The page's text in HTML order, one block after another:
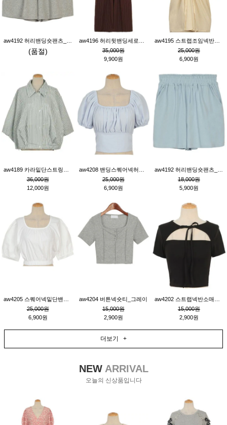
(품절)
35,000원
9,900원
25,000원
6,900원
36,000원
12,000원
25,000원
6,900원
18,000원
5,900원
25,000원
6,900원
aw4204 버튼넥숏티_그레이
15,000원
2,900원
15,000원
2,900원
더보기 +
NEWARRIVAL
오늘의 신상품입니다